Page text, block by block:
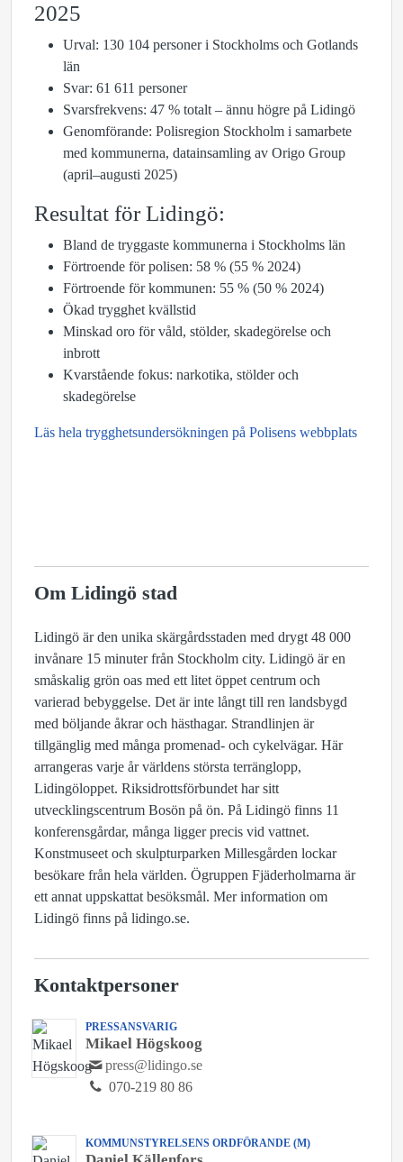
2025
Urval: 130 104 personer i Stockholms och Gotlands
län
Svar: 61 611 personer
Svarsfrekvens: 47 % totalt – ännu högre på Lidingö
Genomförande: Polisregion Stockholm i samarbete
med kommunerna, datainsamling av Origo Group
(april–augusti 2025)
Resultat för Lidingö:
Bland de tryggaste kommunerna i Stockholms län
Förtroende för polisen: 58 % (55 % 2024)
Förtroende för kommunen: 55 % (50 % 2024)
Ökad trygghet kvällstid
Minskad oro för våld, stölder, skadegörelse och
inbrott
Kvarstående fokus: narkotika, stölder och
skadegörelse
Läs hela trygghetsundersökningen på Polisens webbplats
Om Lidingö stad
Lidingö är den unika skärgårdsstaden med drygt 48 000
invånare 15 minuter från Stockholm city. Lidingö är en
småskalig grön oas med ett litet öppet centrum och
varierad bebyggelse. Det är inte långt till ren landsbygd
med böljande åkrar och hästhagar. Strandlinjen är
tillgänglig med många promenad- och cykelvägar. Här
arrangeras varje år världens största terränglopp,
Lidingöloppet. Riksidrottsförbundet har sitt
utvecklingscentrum Bosön på ön. På Lidingö finns 11
konferensgårdar, många ligger precis vid vattnet.
Konstmuseet och skulpturparken Millesgården lockar
besökare från hela världen. Ögruppen Fjäderholmarna är
ett annat uppskattat besöksmål. Mer information om
Lidingö finns på lidingo.se.
Kontaktpersoner
PRESSANSVARIG
Mikael Högskoog
press@lidingo.se
070-219 80 86
KOMMUNSTYRELSENS ORDFÖRANDE (M)